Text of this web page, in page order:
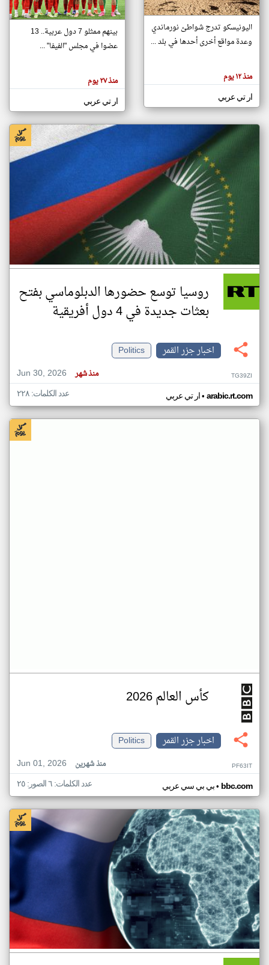
تغيير الدولة
اخبار جزر القمر على مدار الساعة
أهم اخبار جزر القمر العاجلة والمباشرة
هنا عن
وجهة
كاتبيها.
اليونيسكو تدرج شواطئ نورماندي
وعدة مواقع أخرى أحدها في بلد ...
منذ ١٢ يوم
ار تي عربي
بينهم ممثلو 7 دول عربية.. 13
عضوا في مجلس "الفيفا" ...
منذ ٢٧ يوم
ار تي عربي
روسيا توسع حضورها الدبلوماسي بفتح
بعثات جديدة في 4 دول أفريقية
اخبار جزر القمر
Politics
Jun 30, 2026
منذ شهر TG39ZI
ار تي عربي• arabic.rt.com عدد الكلمات: ٢٢٨
كأس العالم 2026
اخبار جزر القمر
Politics
Jun 01, 2026
منذ شهرين PF63IT
بي بي سي عربي• bbc.com عدد الكلمات: ٦ الصور: ٢٥
klyoum.com